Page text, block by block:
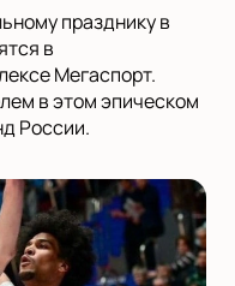
празднику в
в
Мегаспорт.
в этом эпическом
России.